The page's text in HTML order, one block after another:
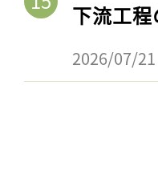
下流工
2026/07/21